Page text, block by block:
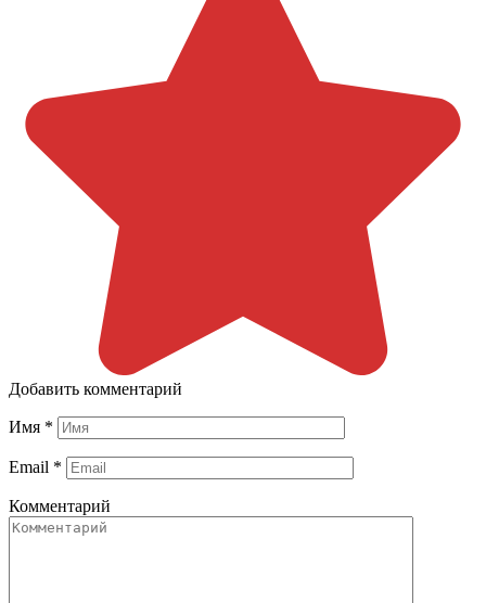
Добавить комментарий
Имя *
Email *
Комментарий